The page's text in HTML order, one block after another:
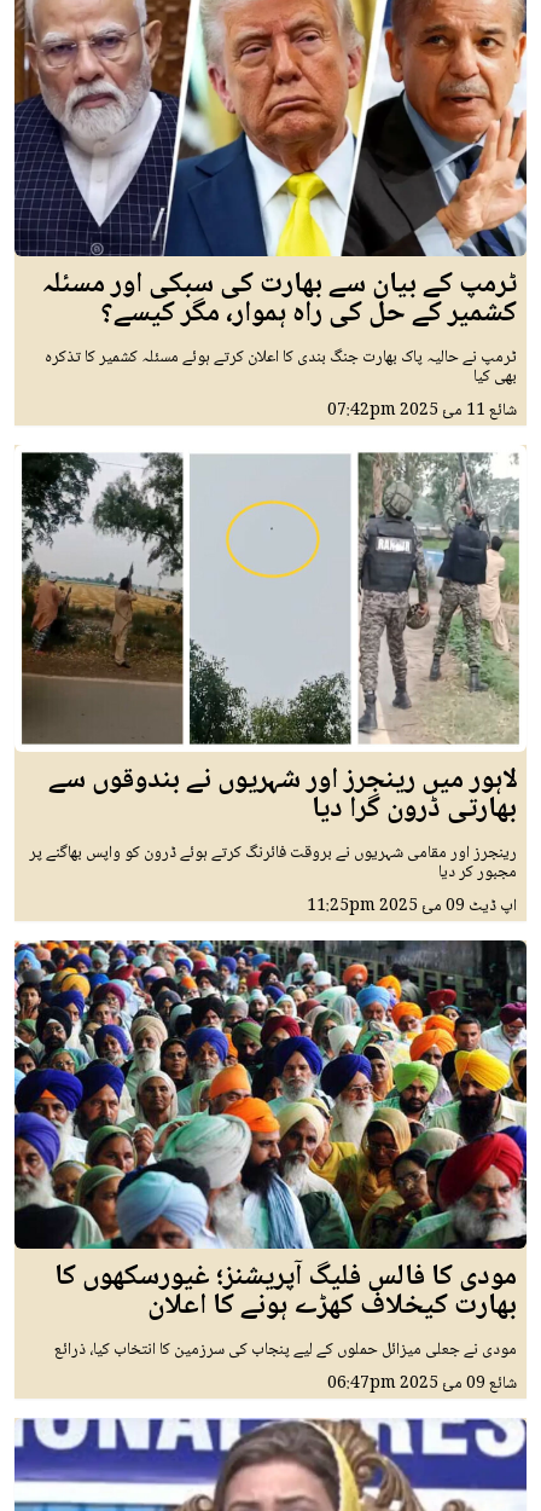
ٹرمپ کے بیان سے بھارت کی سبکی اور مسئلہ
کشمیر کے حل کی راہ ہموار، مگر کیسے؟
ٹرمپ نے حالیہ پاک بھارت جنگ بندی کا اعلان کرتے ہوئے مسئلہ کشمیر کا تذکرہ
بھی کیا
شائع11 مئ 2025 07:42pm
لاہور میں رینجرز اور شہریوں نے بندوقوں سے
بھارتی ڈرون گرا دیا
رینجرز اور مقامی شہریوں نے بروقت فائرنگ کرتے ہوئے ڈرون کو واپس بھاگنے پر
مجبور کر دیا
اپ ڈیٹ 09 مئ 2025 11:25pm
مودی کا فالس فلیگ آپریشنز؛ غیورسکھوں کا
بھارت کیخلاف کھڑے ہونے کا اعلان
مودی نے جعلی میزائل حملوں کے لیے پنجاب کی سرزمین کا انتخاب کیا، ذرائع
شائع09 مئ 2025 06:47pm